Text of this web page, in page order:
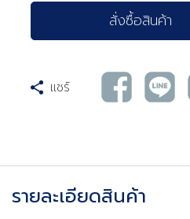
สั่งซื้อสินค้า
แชร์
รายละเอียดสินค้า